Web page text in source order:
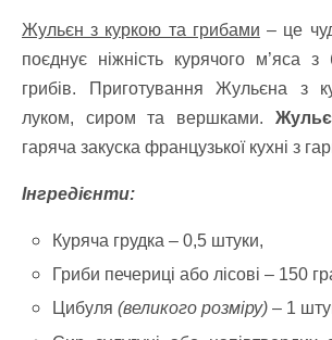
Жульєн з куркою та грибами – це
поєднує ніжність курячого м’яса
грибів. Приготування Жульєна з
луком, сиром та вершками.
гаряча закуска французької кухні з
Інгредієнти:
Куряча грудка – 0,5 штуки,
Гриби печериці або лісові – 150
Цибуля (великого розміру) – 1